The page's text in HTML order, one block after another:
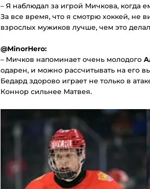
– Я наблюдал за игрой Мичкова, когда
За все время, что я смотрю хоккей, не
взрослых мужиков лучше, чем это
@MinorHero:
– Мичков напоминает очень молодого
одарен, и можно рассчитывать на его
Бедард здорово играет не только в
Коннор сильнее Матвея.